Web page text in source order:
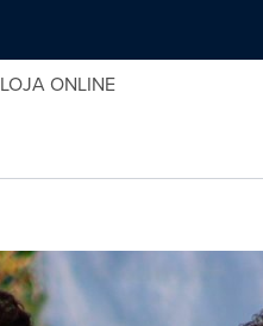
LOJA ONLINE